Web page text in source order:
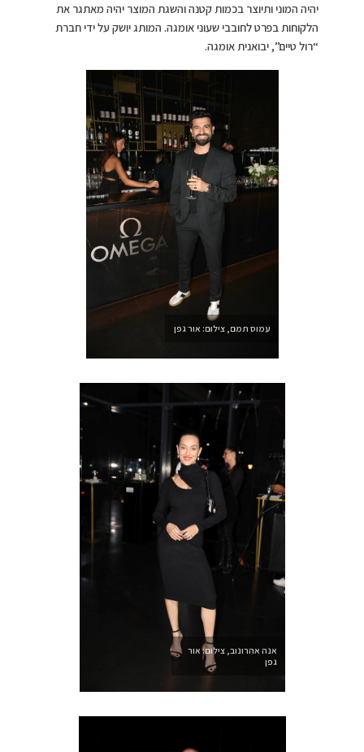
יהיה המוני ותיוצר בכמות קטנה והשגת המוצר יהיה מאתגר את
הלקוחות בפרט לחובבי שעוני אומגה. המותג יושק על ידי חברת
“רול טיים”, יבואנית אומגה.
עמוס תמם, צילום: אור גפן
אנה אהרונוב, צילום: אור
גפן